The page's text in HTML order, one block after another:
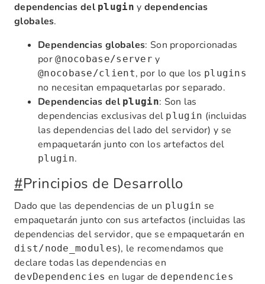
dependencias del plugin y dependencias
globales.
Dependencias globales: Son proporcionadas
por@nocobase/server y
@nocobase/client, por lo que los plugins
no necesitan empaquetarlas por separado.
Dependencias del plugin: Son las
dependencias exclusivas del plugin (incluidas
las dependencias del lado del servidor) y se
empaquetarán junto con los artefactos del
plugin.
#Principios de Desarrollo
Dado que las dependencias de un plugin se
empaquetarán junto con sus artefactos (incluidas las
dependencias del servidor, que se empaquetarán en
dist/node_modules), le recomendamos que
declare todas las dependencias en
devDependencies en lugar de dependencies